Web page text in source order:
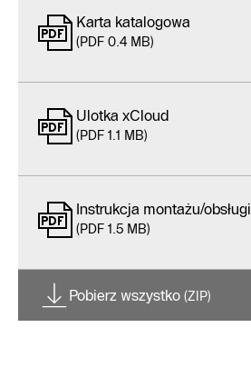
Karta katalogowa
(PDF 0.4 MB)
Ulotka xCloud
(PDF 1.1 MB)
Instrukcja montażu/obsługi
(PDF 1.5 MB)
Pobierz wszystko (ZIP)